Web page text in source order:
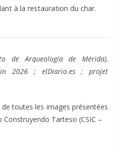
à la restauration du char.
de Arqueología de Mérida),
2026 ; elDiario.es ; projet
toutes les images présentées
Tarteso (CSIC –